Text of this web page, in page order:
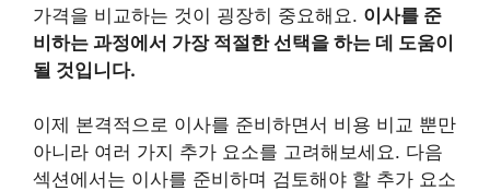
가격을 비교하는 것이 굉장히 중요해요. 이사를 준
비하는 과정에서 가장 적절한 선택을 하는 데 도움이
될 것입니다.
이제 본격적으로 이사를 준비하면서 비용 비교 뿐만
아니라 여러 가지 추가 요소를 고려해보세요. 다음
섹션에서는 이사를 준비하며 검토해야 할 추가 요소